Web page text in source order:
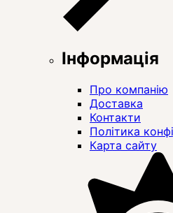
Інформація
Про компанію
Доставка
Контакти
Політика
Карта сайту